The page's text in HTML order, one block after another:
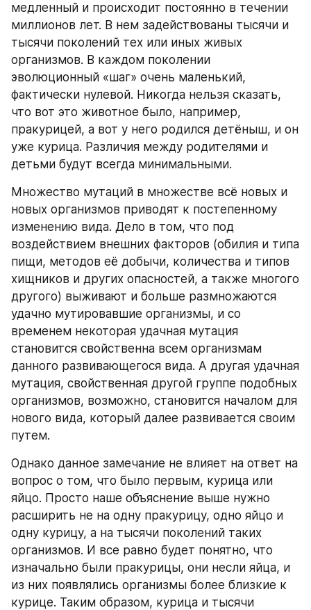
медленный и происходит постоянно в течении
миллионов лет. В нем задействованы тысячи и
тысячи поколений тех или иных живых
организмов. В каждом поколении
эволюционный «шаг» очень маленький,
фактически нулевой. Никогда нельзя сказать,
что вот это животное было, например,
пракурицей, а вот у него родился детёныш, и он
уже курица. Различия между родителями и
детьми будут всегда минимальными.
Множество мутаций в множестве всё новых и
новых организмов приводят к постепенному
изменению вида. Дело в том, что под
воздействием внешних факторов (обилия и типа
пищи, методов её добычи, количества и типов
хищников и других опасностей, а также многого
другого) выживают и больше размножаются
удачно мутировавшие организмы, и со
временем некоторая удачная мутация
становится свойственна всем организмам
данного развивающегося вида. А другая удачная
мутация, свойственная другой группе подобных
организмов, возможно, становится началом для
нового вида, который далее развивается своим
путем.
Однако данное замечание не влияет на ответ на
вопрос о том, что было первым, курица или
яйцо. Просто наше объяснение выше нужно
расширить не на одну пракурицу, одно яйцо и
одну курицу, а на тысячи поколений таких
организмов. И все равно будет понятно, что
изначально были пракурицы, они несли яйца, и
из них появлялись организмы более близкие к
курице. Таким образом, курица и тысячи